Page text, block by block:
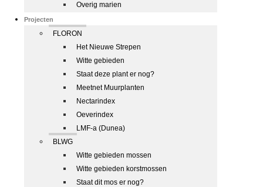
Overig marien
Projecten
FLORON
Het Nieuwe Strepen
Witte gebieden
Staat deze plant er nog?
Meetnet Muurplanten
Nectarindex
Oeverindex
LMF-a (Dunea)
BLWG
Witte gebieden mossen
Witte gebieden korstmossen
Staat dit mos er nog?